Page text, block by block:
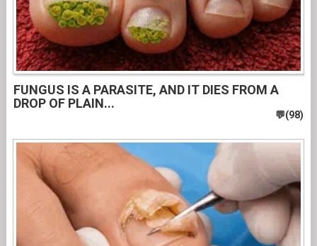
FUNGUS IS A PARASITE, AND IT DIES FROM A
DROP OF PLAIN...